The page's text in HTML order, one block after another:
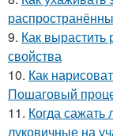
9. Как
свойства
10. Как
Пошаговый
11. Когда
луковичные на